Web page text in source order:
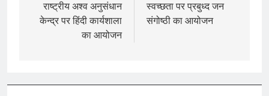
navigation
राष्ट्रीय अश्व अनुसंधान
केन्द्र पर हिंदी कार्यशाला
का आयोजन
स्वच्छता पर प्रबुध्द जन
संगोष्ठी का आयोजन